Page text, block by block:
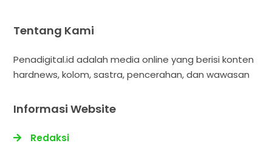
Tentang Kami
Penadigital.id adalah media online yang berisi konten
hardnews, kolom, sastra, pencerahan, dan wawasan
Informasi Website
Redaksi